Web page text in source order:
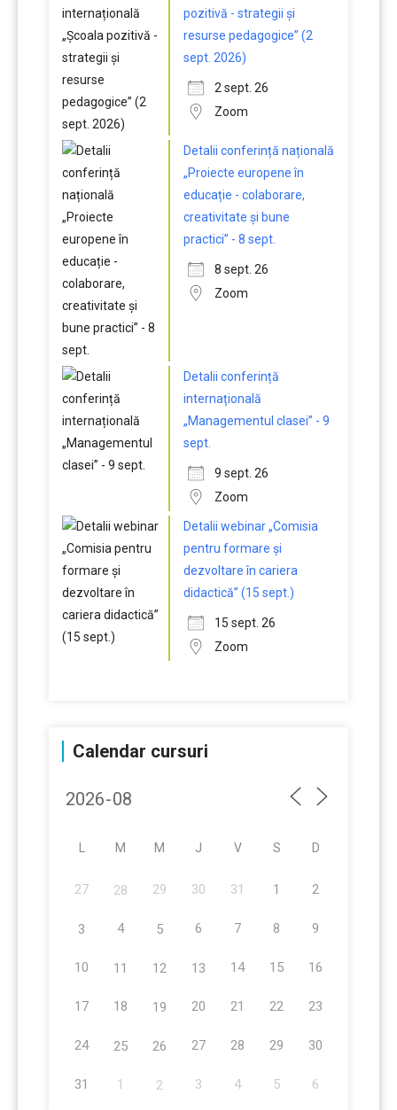
pozitivă - strategii și
resurse pedagogice” (2
sept. 2026)
2 sept. 26
Zoom
Detalii conferință națională
„Proiecte europene în
educație - colaborare,
creativitate și bune
practici” - 8 sept.
8 sept. 26
Zoom
Detalii conferință
internațională
„Managementul clasei” - 9
sept.
9 sept. 26
Zoom
Detalii webinar „Comisia
pentru formare și
dezvoltare în cariera
didactică” (15 sept.)
15 sept. 26
Zoom
Calendar cursuri
M M J V S D
27 28 29 30 31 1 2
3 4 5 6 7 8 9
10 11 12 13 14 15 16
17 18 19 20 21 22 23
24 25 26 27 28 29 30
31 1 2 3 4 5 6